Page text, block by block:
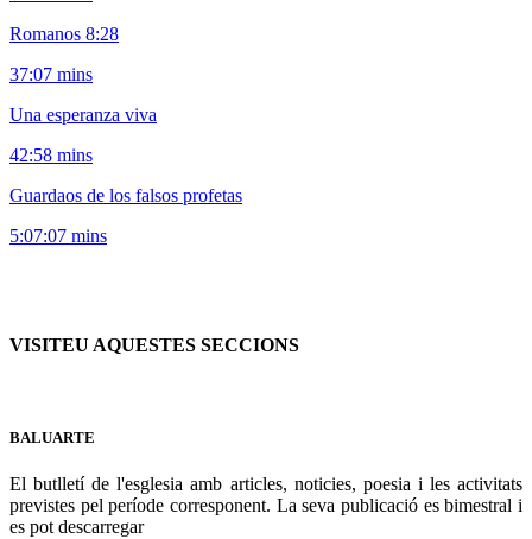
Romanos 8:28
37:07 mins
Una esperanza viva
42:58 mins
Guardaos de los falsos profetas
5:07:07 mins
VISITEU AQUESTES SECCIONS
BALUARTE
El butlletí de l'esglesia amb articles, noticies, poesia i les activitats
previstes pel període corresponent. La seva publicació es bimestral i
es pot descarregar